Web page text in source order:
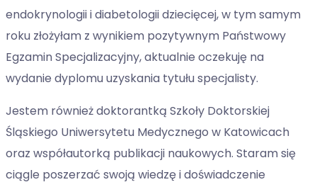
endokrynologii i diabetologii dziecięcej, w tym samym
roku złożyłam z wynikiem pozytywnym Państwowy
Egzamin Specjalizacyjny, aktualnie oczekuję na
wydanie dyplomu uzyskania tytułu specjalisty.
Jestem również doktorantką Szkoły Doktorskiej
Śląskiego Uniwersytetu Medycznego w Katowicach
oraz współautorką publikacji naukowych. Staram się
ciągle poszerzać swoją wiedzę i doświadczenie